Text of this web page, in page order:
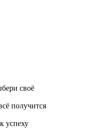
своё
получится
успеху